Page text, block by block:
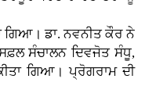
ਗਿਆ। ਡਾ. ਨਵਨੀਤ ਕੌਰ ਨੇ
ਸੰਚਾਲਨ ਦਿਵਜੋਤ ਸੰਧੂ,
ਗਿਆ। ਪ੍ਰੋਗਰਾਮ ਦੀ